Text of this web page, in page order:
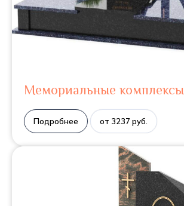
Мемориальные комплексы
Подробнее от 3237 руб.